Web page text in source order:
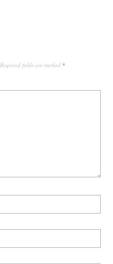
Required fields are marked *